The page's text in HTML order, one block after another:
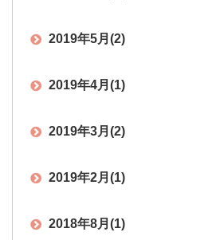
2019年5月 (2)
2019年4月 (1)
2019年3月 (2)
2019年2月 (1)
2018年8月 (1)